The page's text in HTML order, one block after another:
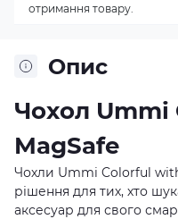
Опис
Чохол
MagSafe
Чохли Ummi Colorful
рішення для тих, хто
аксесуар для свого
отримання товару.